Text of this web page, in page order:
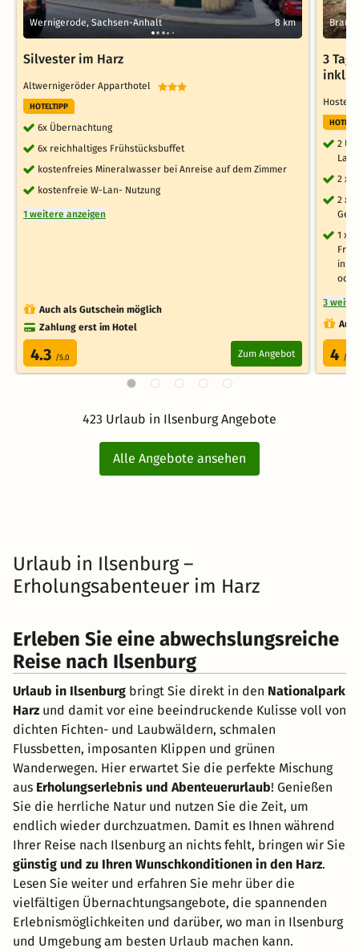
Wernigerode, Sachsen-Anhalt 8 km
Silvester im Harz
Altwernigeröder Apparthotel
HOTELTIPP
6x Übernachtung
6x reichhaltiges Frühstücksbuffet
kostenfreies Mineralwasser bei Anreise auf dem Zimmer
kostenfreie W-Lan- Nutzung
1 weitere anzeigen
Auch als Gutschein möglich
Zahlung erst im Hotel
4.3 /5.0 Zum Angebot
3
inkl.
Hostel
2
2 x
2 x
1 x
in
3
4 /5.0
423 Urlaub in Ilsenburg Angebote
Alle Angebote ansehen
Urlaub in Ilsenburg –
Erholungsabenteuer im Harz
Erleben Sie eine abwechslungsreiche
Reise nach Ilsenburg
Urlaub in Ilsenburg bringt Sie direkt in den Nationalpark
Harz und damit vor eine beeindruckende Kulisse voll von
dichten Fichten- und Laubwäldern, schmalen
Flussbetten, imposanten Klippen und grünen
Wanderwegen. Hier erwartet Sie die perfekte Mischung
aus Erholungserlebnis und Abenteuerurlaub! Genießen
Sie die herrliche Natur und nutzen Sie die Zeit, um
endlich wieder durchzuatmen. Damit es Ihnen während
Ihrer Reise nach Ilsenburg an nichts fehlt, bringen wir Sie
günstig und zu Ihren Wunschkonditionen in den Harz.
Lesen Sie weiter und erfahren Sie mehr über die
vielfältigen Übernachtungsangebote, die spannenden
Erlebnismöglichkeiten und darüber, wo man in Ilsenburg
und Umgebung am besten Urlaub machen kann.